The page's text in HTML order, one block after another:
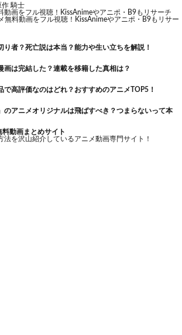
作 騎士
画をフル視聴！KissAnimeやアニポ・B9もリサーチ
無料動画をフル視聴！KissAnimeやアニポ・B9もリサー
り者？死亡説は本当？能力や生い立ちを解説！
画は完結した？連載を移籍した真相は？
で高評価なのはどれ？おすすめのアニメTOP5！
のアニメオリジナルは飛ばすべき？つまらないって本
動画まとめサイト
法を沢山紹介しているアニメ動画専門サイト！